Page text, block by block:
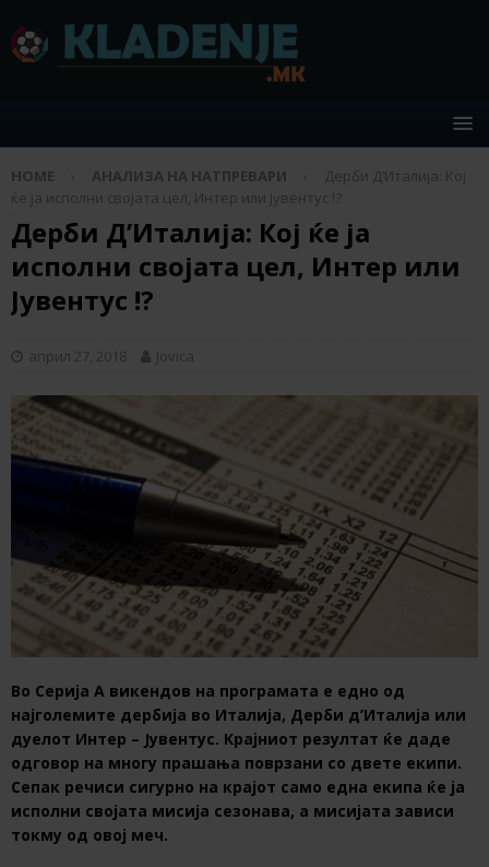
HOME АНАЛИЗА НА НАТПРЕВАРИ
Дерби Д’Италија: Кој
ќе ја исполни својата цел, Интер или Јувентус !?
Дерби Д’Италија: Кој ќе ја
исполни својата цел, Интер или
Јувентус !?
април 27, 2018 Jovica
Во Серија А викендов на програмата е едно од
најголемите дербија во Италија, Дерби д’Италија или
дуелот Интер – Јувентус. Крајниот резултат ќе даде
одговор на многу прашања поврзани со двете екипи.
Сепак речиси сигурно на крајот само една екипа ќе ја
исполни својата мисија сезонава, а мисијата зависи
токму од овој меч.